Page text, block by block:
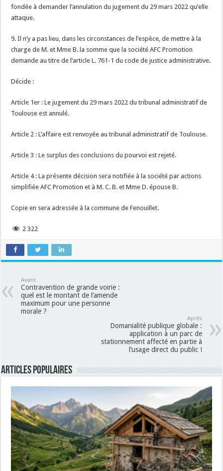
fondée à demander l’annulation du jugement du 29 mars 2022 qu’elle
attaque.
9. Il n’y a pas lieu, dans les circonstances de l’espèce, de mettre à la
charge de M. et Mme B. la somme que la société AFC Promotion
demande au titre de l’article L. 761-1 du code de justice administrative.
Décide :
Article 1er : Le jugement du 29 mars 2022 du tribunal administratif de
Toulouse est annulé.
Article 2 : L’affaire est renvoyée au tribunal administratif de Toulouse.
Article 3 : Le surplus des conclusions du pourvoi est rejeté.
Article 4 : La présente décision sera notifiée à la société par actions
simplifiée AFC Promotion et à M. C. B. et Mme D. épouse B.
Copie en sera adressée à la commune de Fenouillet.
2 322
Avant
Contravention de grande voirie :
quel est le montant de l’amende
maximum pour une personne
morale ?
Après
Domanialité publique globale :
application à un parc de
stationnement affecté en partie à
l’usage direct du public !
Articles populaires